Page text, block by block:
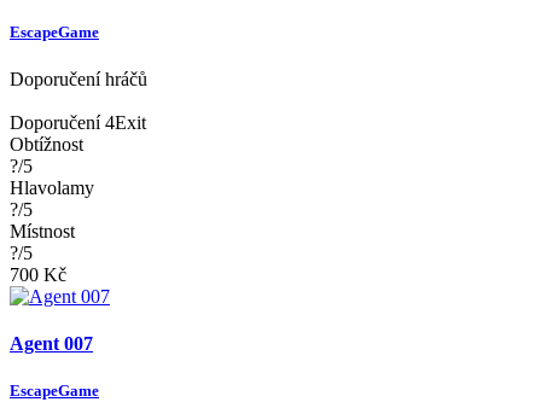
EscapeGame
Doporučení hráčů
Doporučení 4Exit
Obtížnost
?/5
Hlavolamy
?/5
Místnost
?/5
700 Kč
Agent 007
EscapeGame